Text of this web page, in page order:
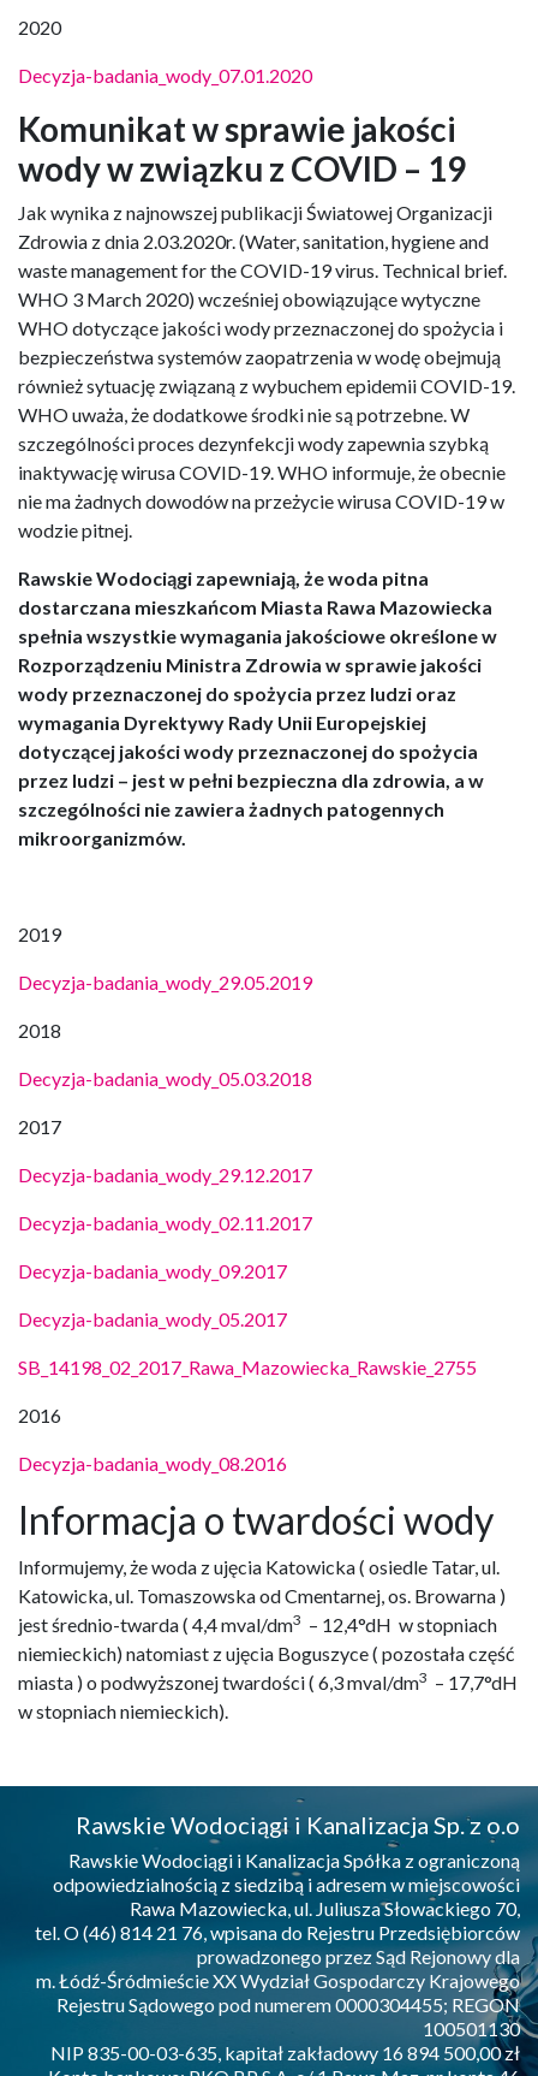
2020
Decyzja-badania_wody_07.01.2020
Komunikat w sprawie jakości
wody w związku z COVID – 19
Jak wynika z najnowszej publikacji Światowej Organizacji
Zdrowia z dnia 2.03.2020r. (Water, sanitation, hygiene and
waste management for the COVID-19 virus. Technical brief.
WHO 3 March 2020) wcześniej obowiązujące wytyczne
WHO dotyczące jakości wody przeznaczonej do spożycia i
bezpieczeństwa systemów zaopatrzenia w wodę obejmują
również sytuację związaną z wybuchem epidemii COVID-19.
WHO uważa, że dodatkowe środki nie są potrzebne. W
szczególności proces dezynfekcji wody zapewnia szybką
inaktywację wirusa COVID-19. WHO informuje, że obecnie
nie ma żadnych dowodów na przeżycie wirusa COVID-19 w
wodzie pitnej.
Rawskie Wodociągi zapewniają, że woda pitna
dostarczana mieszkańcom Miasta Rawa Mazowiecka
spełnia wszystkie wymagania jakościowe określone w
Rozporządzeniu Ministra Zdrowia w sprawie jakości
wody przeznaczonej do spożycia przez ludzi oraz
wymagania Dyrektywy Rady Unii Europejskiej
dotyczącej jakości wody przeznaczonej do spożycia
przez ludzi – jest w pełni bezpieczna dla zdrowia, a w
szczególności nie zawiera żadnych patogennych
mikroorganizmów.
2019
Decyzja-badania_wody_29.05.2019
2018
Decyzja-badania_wody_05.03.2018
2017
Decyzja-badania_wody_29.12.2017
Decyzja-badania_wody_02.11.2017
Decyzja-badania_wody_09.2017
Decyzja-badania_wody_05.2017
SB_14198_02_2017_Rawa_Mazowiecka_Rawskie_2755
2016
Decyzja-badania_wody_08.2016
Informacja o twardości wody
Informujemy, że woda z ujęcia Katowicka ( osiedle Tatar, ul.
Katowicka, ul. Tomaszowska od Cmentarnej, os. Browarna )
jest średnio-twarda ( 4,4 mval/dm3 – 12,4°dH w stopniach
niemieckich) natomiast z ujęcia Boguszyce ( pozostała część
miasta ) o podwyższonej twardości ( 6,3 mval/dm3 – 17,7°dH
w stopniach niemieckich).
Rawskie Wodociągi i Kanalizacja Sp. z o.o
Rawskie Wodociągi i Kanalizacja Spółka z ograniczoną
odpowiedzialnością z siedzibą i adresem w miejscowości
Rawa Mazowiecka, ul. Juliusza Słowackiego 70,
tel. O (46) 814 21 76, wpisana do Rejestru Przedsiębiorców
prowadzonego przez Sąd Rejonowy dla
m. Łódź-Śródmieście XX Wydział Gospodarczy Krajowego
Rejestru Sądowego pod numerem 0000304455; REGON
100501130
NIP 835-00-03-635, kapitał zakładowy 16 894 500,00 zł